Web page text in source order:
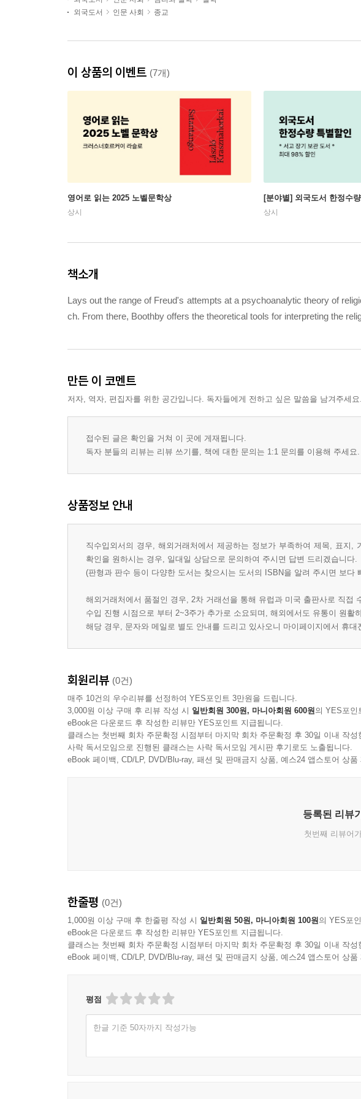
외국도서
인문 사회 종교
이 상품의 이벤트 (7개)
영어로 읽는 2025 노벨문학상
상시
[분야별] 외국도서 한정수
상시
책소개
Lays out the range of Freud's attempts at a psychoanalytic theory of
ch. From there, Boothby offers the theoretical tools for interpreting the
만든 이 코멘트
저자, 역자, 편집자를 위한 공간입니다. 독자들에게 전하고 싶은 말씀을 남겨주세요.
접수된 글은 확인을 거쳐 이 곳에 게재됩니다.
독자 분들의 리뷰는 리뷰 쓰기를, 책에 대한 문의는 1:1 문의를 이용해 주세요.
상품정보 안내
직수입외서의 경우, 해외거래처에서 제공하는 정보가 부족하여 제목, 표지
확인을 원하시는 경우, 일대일 상담으로 문의하여 주시면 답변 드리겠습니다.
(판형과 판수 등이 다양한 도서는 찾으시는 도서의 ISBN을 알려 주시면 보다
해외거래처에서 품절인 경우, 2차 거래선을 통해 유럽과 미국 출판사로 직접
수입 진행 시점으로 부터 2~3주가 추가로 소요되며, 해외에서도 유통이 원활
해당 경우, 문자와 메일로 별도 안내를 드리고 있사오니 마이페이지에서 휴
회원리뷰 (0건)
매주 10건의 우수리뷰를 선정하여 YES포인트 3만원을 드립니다.
3,000원 이상 구매 후 리뷰 작성 시 일반회원 300원, 마니아회원 600원의 YES포인
eBook은 다운로드 후 작성한 리뷰만 YES포인트 지급됩니다.
클래스는 첫번째 회차 주문확정 시점부터 마지막 회차 주문확정 후 30일 이내 작
사락 독서모임으로 진행된 클래스는 사락 독서모임 게시판 후기로도 노출됩니다.
eBook 페이백, CD/LP, DVD/Blu-ray, 패션 및 판매금지 상품, 예스24 앱스토어 상품
등록된 리뷰
첫번째 리뷰어
한줄평 (0건)
1,000원 이상 구매 후 한줄평 작성 시 일반회원 50원, 마니아회원 100원의 YES포
eBook은 다운로드 후 작성한 리뷰만 YES포인트 지급됩니다.
클래스는 첫번째 회차 주문확정 시점부터 마지막 회차 주문확정 후 30일 이내 작
eBook 페이백, CD/LP, DVD/Blu-ray, 패션 및 판매금지 상품, 예스24 앱스토어 상품
평점
한글 기준 50자까지 작성가능